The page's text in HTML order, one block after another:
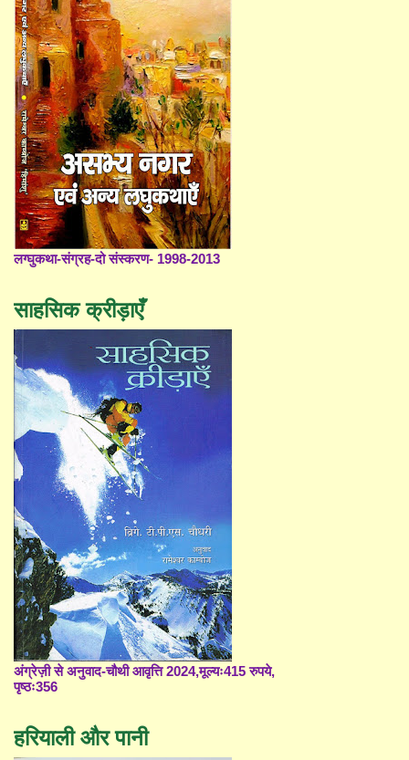
लग्घुकथा-संग्रह-दो संस्करण- 1998-2013
साहसिक क्रीड़ाएँ
अंग्रेज़ी से अनुवाद-चौथी आवृत्ति 2024,मूल्यः415 रुपये,
पृष्ठः356
हरियाली और पानी